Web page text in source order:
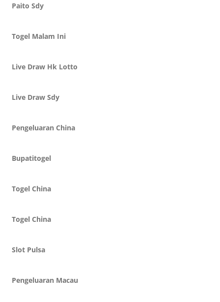
Paito Sdy
Togel Malam Ini
Live Draw Hk Lotto
Live Draw Sdy
Pengeluaran China
Bupatitogel
Togel China
Togel China
Slot Pulsa
Pengeluaran Macau